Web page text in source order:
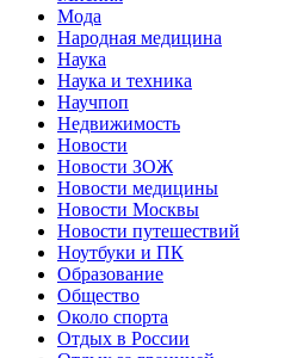
Мода
Народная медицина
Наука
Наука и техника
Научпоп
Недвижимость
Новости
Новости ЗОЖ
Новости медицины
Новости Москвы
Новости путешествий
Ноутбуки и ПК
Образование
Общество
Около спорта
Отдых в России